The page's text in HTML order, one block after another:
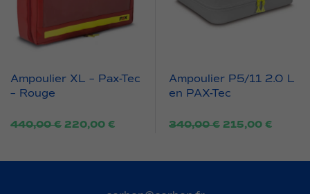
Ampoulier XL – Pax-Tec
– Rouge
440,00€ Le
220,00 €
Ampoulier P5/11 2.0 L
en PAX-Tec
340,00€ Le
215,00 €